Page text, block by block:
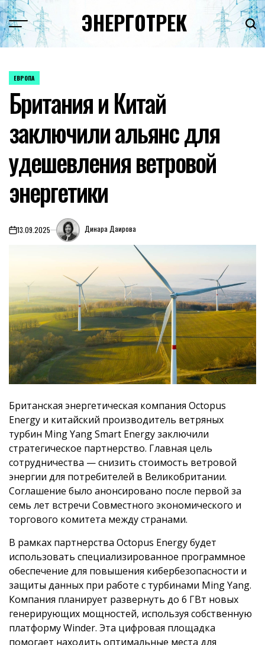
Перейти
к
содержимому
ЭНЕРГОТРЕК
ОПУБЛИКОВАНО
ЕВРОПА
Британия и Китай
заключили альянс для
удешевления ветровой
энергетики
on13.09.2025 Динара Даирова
Британская энергетическая компания Octopus
Energy и китайский производитель ветряных
турбин Ming Yang Smart Energy заключили
стратегическое партнерство. Главная цель
сотрудничества — снизить стоимость ветровой
энергии для потребителей в Великобритании.
Соглашение было анонсировано после первой за
семь лет встречи Совместного экономического и
торгового комитета между странами.
В рамках партнерства Octopus Energy будет
использовать специализированное программное
обеспечение для повышения кибербезопасности и
защиты данных при работе с турбинами Ming Yang.
Компания планирует развернуть до 6 ГВт новых
генерирующих мощностей, используя собственную
платформу Winder. Эта цифровая площадка
помогает находить оптимальные места для